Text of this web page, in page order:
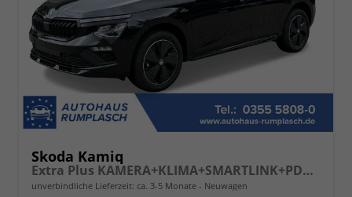
Skoda Kamiq
Extra Plus KAMERA+KLIMA+SMARTLINK+PDC+LED+TEMPOMAT
unverbindliche Lieferzeit: ca. 3-5 Monate Neuwagen